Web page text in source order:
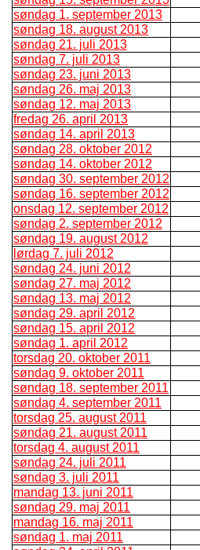
søndag 1. september 2013
søndag 18. august 2013
søndag 21. juli 2013
søndag 7. juli 2013
søndag 23. juni 2013
søndag 26. maj 2013
søndag 12. maj 2013
fredag 26. april 2013
søndag 14. april 2013
søndag 28. oktober 2012
søndag 14. oktober 2012
søndag 30. september 2012
søndag 16. september 2012
onsdag 12. september 2012
søndag 2. september 2012
søndag 19. august 2012
lørdag 7. juli 2012
søndag 24. juni 2012
søndag 27. maj 2012
søndag 13. maj 2012
søndag 29. april 2012
søndag 15. april 2012
søndag 1. april 2012
torsdag 20. oktober 2011
søndag 9. oktober 2011
søndag 18. september 2011
søndag 4. september 2011
torsdag 25. august 2011
søndag 21. august 2011
torsdag 4. august 2011
søndag 24. juli 2011
søndag 3. juli 2011
mandag 13. juni 2011
søndag 29. maj 2011
mandag 16. maj 2011
søndag 1. maj 2011